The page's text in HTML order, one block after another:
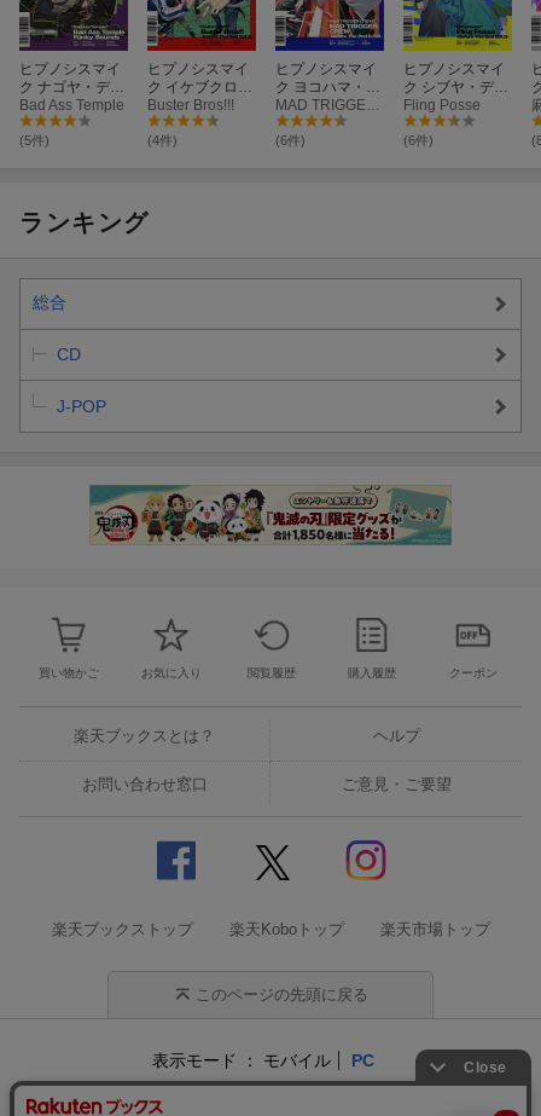
ヒプノシスマイ
ク ナゴヤ・ディ
ビジョン「Bad
Ass Temple Fun
ky Sounds」
Bad Ass Temple
(5件)
ヒプノシスマイ
ク イケブクロ・
ディビジョン
「Buster Bros!!!
-Before The 2nd
Buster Bros!!!
(4件)
ヒプノシスマイ
ク ヨコハマ・デ
ィビジョン「MA
D TRIGGER CR
EW -Before The
(6件)
ヒプノシスマイ
ク シブヤ・ディ
ビジョン「Fling
Posse -Before T
he 2nd D.R.B-」
Fling Posse
(6件)
ランキング
総合
CD
J-POP
買い物かご お気に入り 閲覧履歴 購入履歴 クーポン
楽天ブックスとは？ ヘルプ
お問い合わせ窓口 ご意見・ご要望
楽天ブックストップ 楽天Koboトップ 楽天市場トップ
このページの先頭に戻る
表示モード モバイル PC
企業情報 個人情報保護方針